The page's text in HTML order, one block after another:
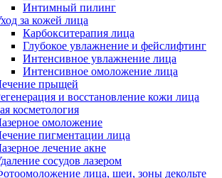
Интимный пилинг
за кожей лица
Карбокситерапия лица
Глубокое увлажнение и фейслифтинг
Интенсивное увлажнение лица
Интенсивное омоложение лица
прыщей
и восстановление кожи лица
косметология
омоложение
пигментации лица
лечение акне
сосудов лазером
лица, шеи, зоны декольте